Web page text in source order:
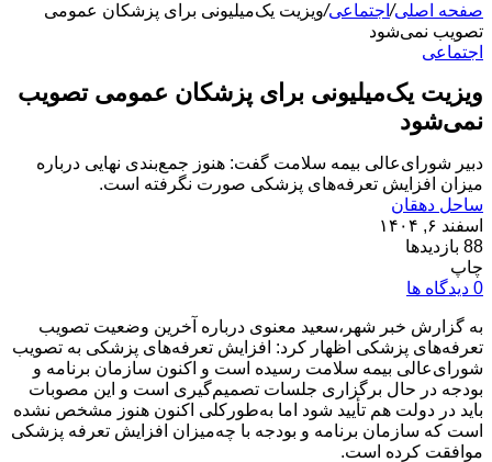
صفحه اصلی/اجتماعی/ویزیت یک‌میلیونی برای پزشکان عمومی
تصویب نمی‌شود
اجتماعی
ویزیت یک‌میلیونی برای پزشکان عمومی تصویب
نمی‌شود
دبیر شورای‌عالی بیمه سلامت گفت: هنوز جمع‌بندی نهایی درباره
میزان افزایش تعرفه‌های پزشکی صورت نگرفته است.
ساحل دهقان
اسفند ۶, ۱۴۰۴
88 بازدیدها
چاپ
0 دیدگاه ها
به گزارش خبر شهر،سعید معنوی درباره آخرین وضعیت تصویب
تعرفه‌های پزشکی اظهار کرد: افزایش تعرفه‌های پزشکی به تصویب
شورای‌عالی بیمه سلامت رسیده است و اکنون سازمان برنامه و
بودجه در حال برگزاری جلسات تصمیم‌گیری است و این مصوبات
باید در دولت هم تأیید شود اما به‌طورکلی اکنون هنوز مشخص نشده
است که سازمان برنامه و بودجه با چه‌میزان افزایش تعرفه پزشکی
موافقت کرده است.